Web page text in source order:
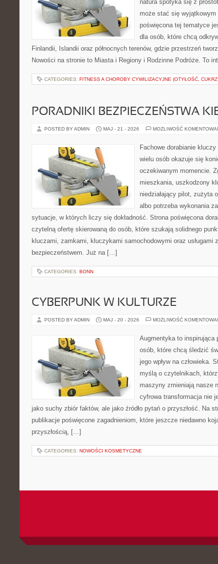
natura spotyka się z
może stać się
poświęcona tej tematyce
dla osób, które chcą
Finlandii, Islandii oraz północnych terenów, gdzie przestrzeń
Nowości na stronie to Miasta i Regiony i Rodzinne Podróże. To
CATEGORIES: FITNESS A CHOROBY CYWILIZACYJNE (OTYŁOŚĆ,
PORADNIKI BEZPIECZEŃSTWA
POSTED BY ADMIN MAJ - 21 - 2026 MOŻLIWOŚĆ
Fachowe dorabianie
wielu osób okazuje się
oczekiwanym momencie.
mieszkania, uszkodzony
niedziałający pilot, zużyta
albo potrzeba wykonania
sytuacje, w których liczy się dokładność. Strona poświęcona
czytelną ofertę skierowaną do osób, które szukają solidnego
kluczami, zamkami, kluczykami samochodowymi oraz usługami
bezpieczeństwem. Już na […]
CATEGORIES: BONN
CYBERPUNK W KULTURZE
POSTED BY ADMIN MAJ - 20 - 2026 MOŻLIWOŚĆ
Augmentyka to inspirująca
osób, które chcą śledzić
jego wpływ na człowieka.
myślą o czytelnikach,
maszyny zmieniają nasze
cyfrowa transformacja nie
jako suchy zbiór faktów, ale jako źródło pytań o przyszłość. Na
publikacje poświęcone zagadnieniom, które jeszcze niedawno
przyszłością, […]
CATEGORIES: NOWOŚCI KOSMETYCZNE